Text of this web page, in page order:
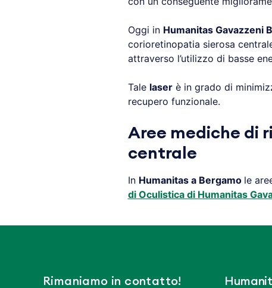
Oggi in Humanitas Gavazzeni
corioretinopatia sierosa
attraverso l’utilizzo di basse
Tale laserè in grado di
recupero funzionale.
Aree mediche di
centrale
In Humanitas aBergamo le
di Oculistica di Humanitas
Rimaniamo in contatto!